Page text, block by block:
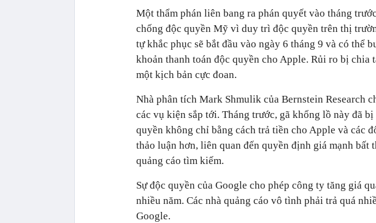
Một thẩm phán liên bang ra phán quyết vào tháng
chống độc quyền Mỹ vì duy trì độc quyền trên thị
tự khắc phục sẽ bắt đầu vào ngày 6 tháng 9 và có thể
khoản thanh toán độc quyền cho Apple. Rủi ro bị chia
một kịch bản cực đoan.
Nhà phân tích Mark Shmulik của Bernstein Research
các vụ kiện sắp tới. Tháng trước, gã khổng lồ này đã
quyền không chỉ bằng cách trả tiền cho Apple và các
thảo luận hơn, liên quan đến quyền định giá mạnh bất
quảng cáo tìm kiếm.
Sự độc quyền của Google cho phép công ty tăng giá
nhiều năm. Các nhà quảng cáo vô tình phải trả quá
Google.